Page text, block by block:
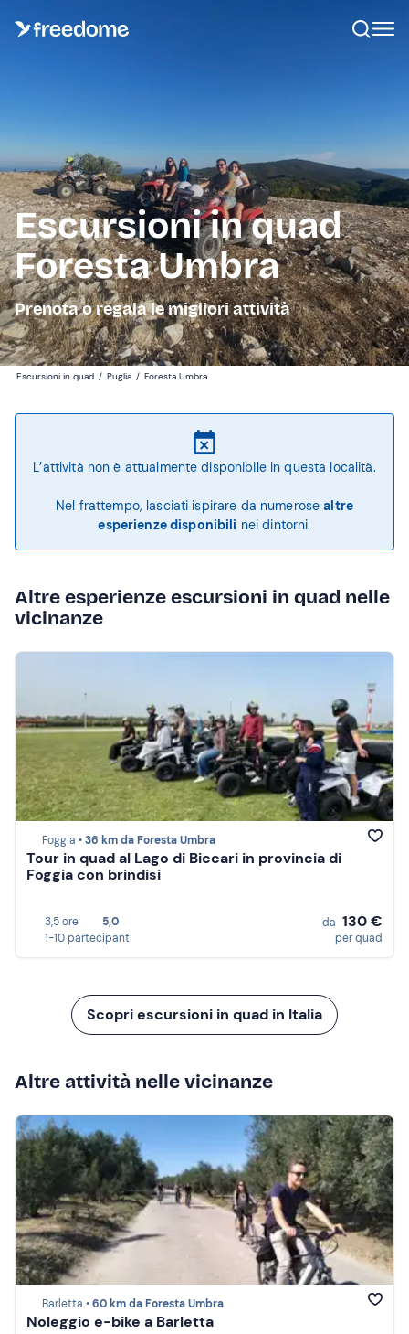
Escursioni in quad
Foresta Umbra
Prenota o regala le migliori attività
Escursioni in quad / Puglia / Foresta Umbra
L’attività non è attualmente disponibile in questa località.
Nel frattempo, lasciati ispirare da numerosealtre
esperienze disponibili nei dintorni.
Altre esperienze escursioni in quad nelle
vicinanze
Foggia •36 km da Foresta Umbra
Tour in quad al Lago di Biccari in provincia di
Foggia con brindisi
3,5 ore
5,0
1-10 partecipanti
da 130 €
per quad
Scopri escursioni in quad in Italia
Altre attività nelle vicinanze
Barletta •60 km da Foresta Umbra
Noleggio e-bike a Barletta